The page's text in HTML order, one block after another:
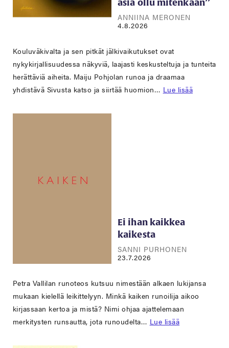
asia ollu mitenkään’’
ANNIINA MERONEN
4.8.2026
Kouluväkivalta ja sen pitkät jälkivaikutukset ovat
nykykirjallisuudessa näkyviä, laajasti keskusteltuja ja tunteita
herättäviä aiheita. Maiju Pohjolan runoa ja draamaa
yhdistävä Sivusta katso ja siirtää huomion… Lue lisää
Ei ihan kaikkea
kaikesta
SANNI PURHONEN
23.7.2026
Petra Vallilan runoteos kutsuu nimestään alkaen lukijansa
mukaan kielellä leikittelyyn. Minkä kaiken runoilija aikoo
kirjassaan kertoa ja mistä? Nimi ohjaa ajattelemaan
merkitysten runsautta, jota runoudelta… Lue lisää